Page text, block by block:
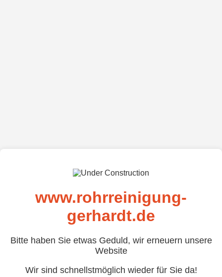
www.rohrreinigung-
gerhardt.de
Bitte haben Sie etwas Geduld, wir erneuern unsere
Website
Wir sind schnellstmöglich wieder für Sie da!